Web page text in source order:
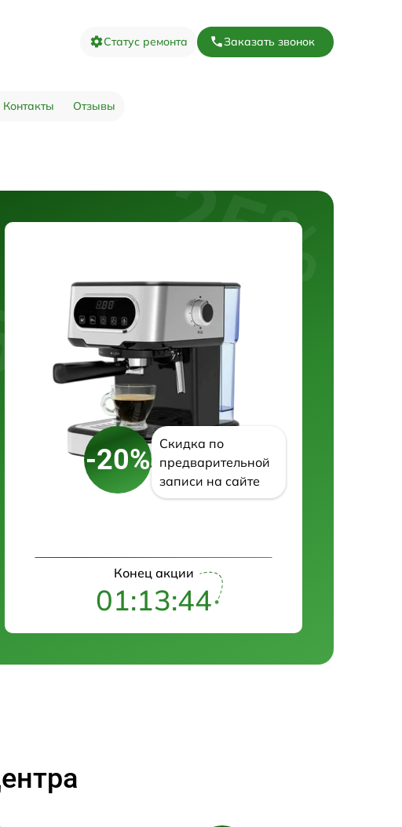
Статус ремонта Заказать звонок
Контакты Отзывы
-20%
Скидка по
предварительной
записи на сайте
Конец акции
01:13:43